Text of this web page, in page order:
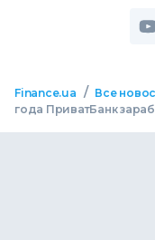
Finance.ua / Все
года ПриватБанк